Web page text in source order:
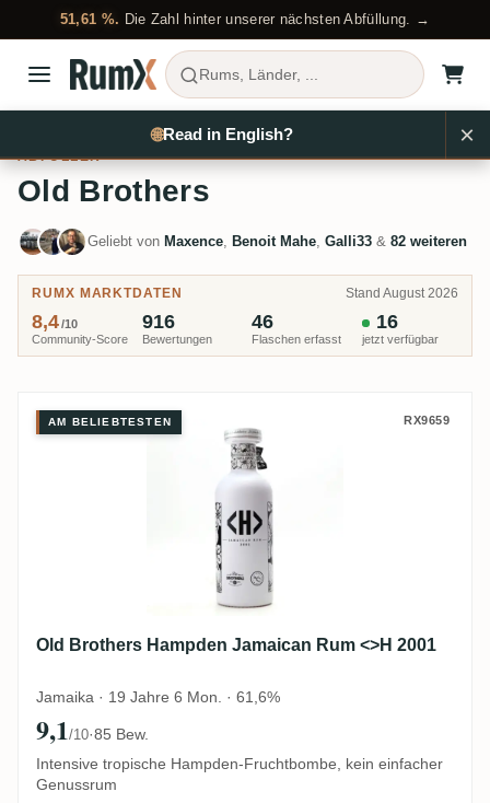
51,61 %. Die Zahl hinter unserer nächsten Abfüllung. →
Rums, Länder, ...
Abfüller Old Brothers
ABFÜLLER
Old Brothers
Geliebt von Maxence, Benoit Mahe, Galli33 & 82 weiteren
RUMX MARKTDATEN Stand August 2026
Community-Score
8,4/10
Bewertungen
916
Flaschen erfasst
46
jetzt verfügbar
16
Old Brothers Hampden
AM BELIEBTESTEN RX9659
Old Brothers Hampden Jamaican Rum <>H 2001
Jamaika · 19 Jahre 6 Mon. · 61,6%
9,1/10·85 Bew.
Intensive tropische Hampden-Fruchtbombe, kein einfacher
Genussrum
🌐Read in English? ×